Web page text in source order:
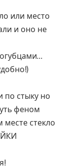
или место
и оно не
по стыку но
феном
месте стекло